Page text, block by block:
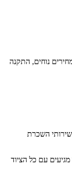
התקנה
השכרת
עם כל הציוד